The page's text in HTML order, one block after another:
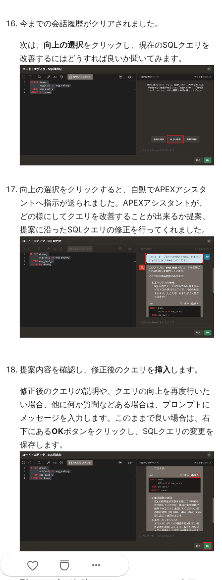
今までの会話履歴がクリアされました。
次は、 向上の選択をクリックし、現在のSQLクエリを
改善するにはどうすれば良いか聞いてみます。
向上の選択をクリックすると、自動でAPEXアシスタ
ントへ指示が送られました。APEXアシスタントが、
どの様にしてクエリを改善することが出来るか提案、
提案に沿ったSQLクエリの修正を行ってくれました。
提案内容を確認し、修正後のクエリを挿入 します。
修正後のクエリの説明や、クエリの向上を再度行いた
い場合、他に何か質問などある場合は、プロンプトに
メッセージを入力します。このままで良い場合は、右
下にあるOKボタンをクリックし、SQLクエリの変更を
保存します。
more_horiz